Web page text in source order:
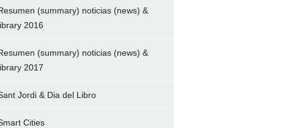
(summary) noticias (news) &
2016
(summary) noticias (news) &
2017
Jordi & Dia del Libro
Cities